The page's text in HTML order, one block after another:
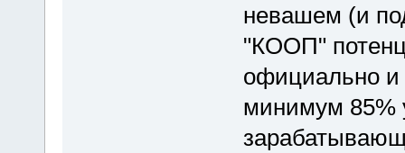
невашем (и
"КООП"
официально
минимум 85%